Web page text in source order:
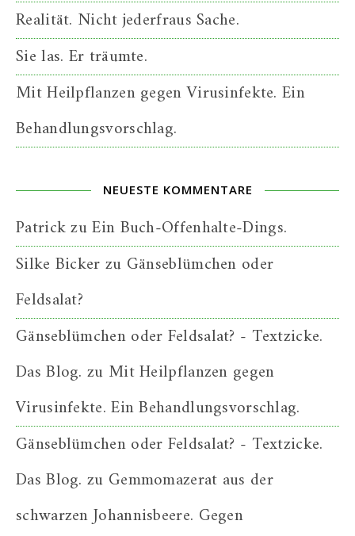
Realität. Nicht jederfraus Sache.
Sie las. Er träumte.
Mit Heilpflanzen gegen Virusinfekte. Ein
Behandlungsvorschlag.
NEUESTE KOMMENTARE
PatrickzuEin Buch-Offenhalte-Dings.
Silke Bickerzu Gänseblümchen oder
Feldsalat?
Gänseblümchen oder Feldsalat? - Textzicke.
Das Blog. zu Mit Heilpflanzen gegen
Virusinfekte. Ein Behandlungsvorschlag.
Gänseblümchen oder Feldsalat? - Textzicke.
Das Blog. zu Gemmomazerat aus der
schwarzen Johannisbeere. Gegen